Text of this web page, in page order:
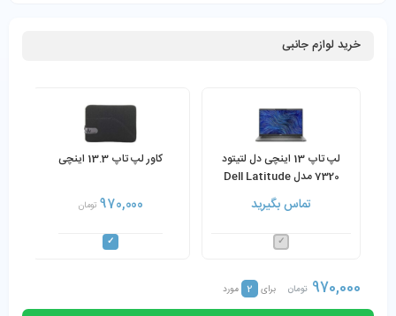
خرید لوازم جانبی
لپ تاپ 13 اینچی دل لتیتود
7320 مدل Dell Latitude
7320 Core i5-1145G7 16GB
RAM 256GB SSD
تماس بگیرید
کاور لپ تاپ 13.3 اینچی
970,000 تومان
970,000 تومان برای 2 مورد